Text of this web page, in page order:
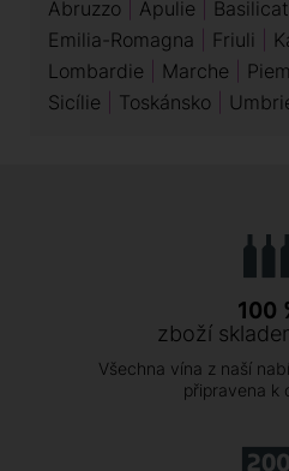
Abruzzo Apulie
Emilia-Romagna
Friuli
Lombardie
Marche
Sicílie
Toskánsko
100
zboží
Všechna vína z naší
připravena k